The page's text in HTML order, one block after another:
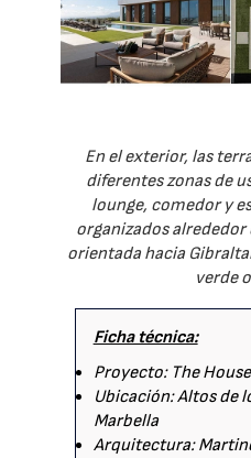
En el exterior, las
diferentes zonas de
lounge, comedor y
organizados
orientada hacia
verde
Ficha técnica:
Proyecto: The House
Ubicación: Altos de
Marbella
Arquitectura: